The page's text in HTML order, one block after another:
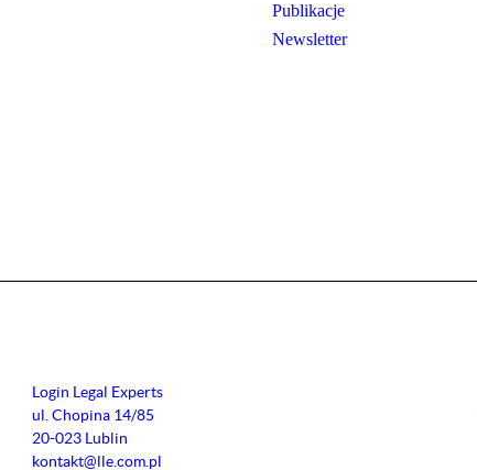
Publikacje
Newsletter
Login Legal Experts
ul. Chopina 14/85
20-023 Lublin
kontakt@lle.com.pl